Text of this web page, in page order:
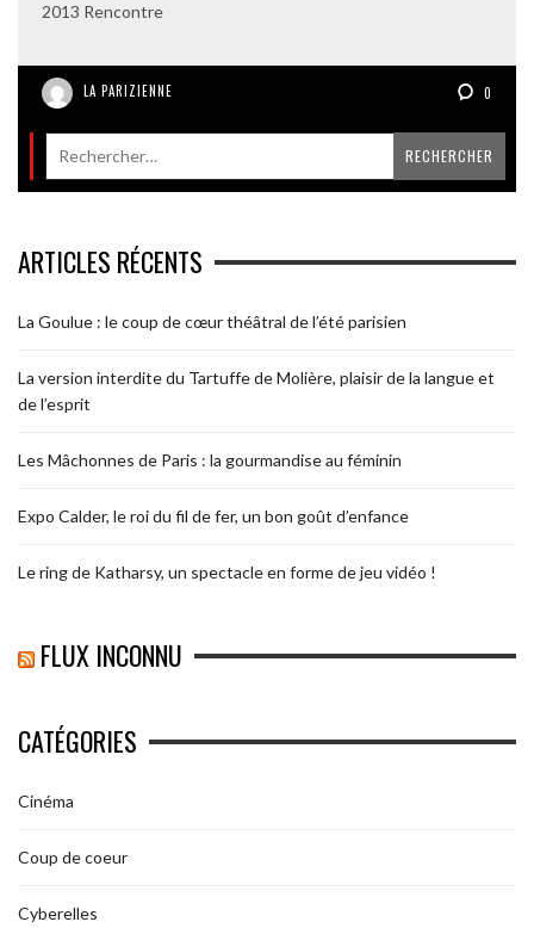
2013 Rencontre
LA PARIZIENNE 0
ARTICLES RÉCENTS
La Goulue : le coup de cœur théâtral de l’été parisien
La version interdite du Tartuffe de Molière, plaisir de la langue et
de l’esprit
Les Mâchonnes de Paris : la gourmandise au féminin
Expo Calder, le roi du fil de fer, un bon goût d’enfance
Le ring de Katharsy, un spectacle en forme de jeu vidéo !
FLUX INCONNU
CATÉGORIES
Cinéma
Coup de coeur
Cyberelles